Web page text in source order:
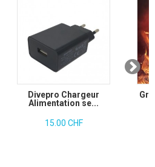
Divepro Chargeur
Alimentation se...
15.00 CHF